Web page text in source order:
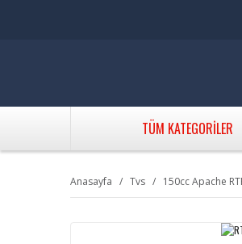
TÜM KATEGORİLER
Anasayfa Tvs 150cc Apache